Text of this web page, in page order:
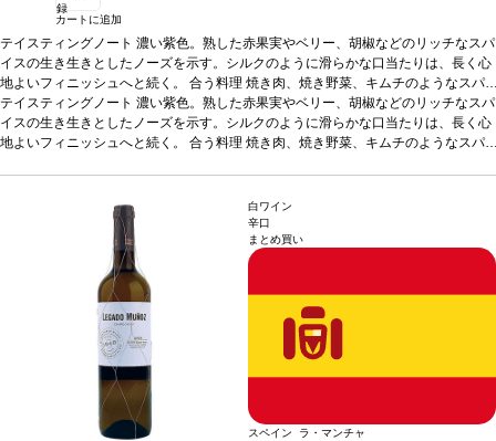
録
カートに追加
テイスティングノート 濃い紫色。熟した赤果実やベリー、胡椒などのリッチなスパ
イスの生き生きとしたノーズを示す。シルクのように滑らかな口当たりは、長く心
地よいフィニッシュへと続く。 合う料理 焼き肉、焼き野菜、キムチのようなスパ
イスの効いた一品などと好相性。イベリコハムやチョリソーなど、伝統的なスペイ
ン料理とも愉しめる。葡萄品種100% ガルナッチャ*本ヴィンテージが在庫切れの
場合、在庫があり価格が同様の場合は自動的に次のヴィンテージに変更されます、
テイスティングノート 濃い紫色。熟した赤果実やベリー、胡椒などのリッチなスパ
イスの生き生きとしたノーズを示す。シルクのように滑らかな口当たりは、長く心
地よいフィニッシュへと続く。 合う料理 焼き肉、焼き野菜、キムチのようなスパ
場合、在庫があり価格が同様の場合は自動的に次のヴィンテージに変更されます、
白ワイン
辛口
まとめ買い
スペイン ラ・マンチャ